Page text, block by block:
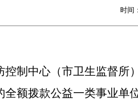
时间
控制中心（市卫生监督所
全额拨款公益一类事业单